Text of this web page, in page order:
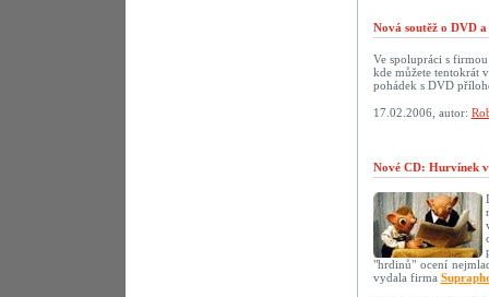
Nová soutěž o DVD
Ve spolupráci s
kde můžete tentokrát
pohádek s DVD
17.02.2006, autor:
Nové CD: Hurvínek v
"hrdinů" ocení
vydala firma